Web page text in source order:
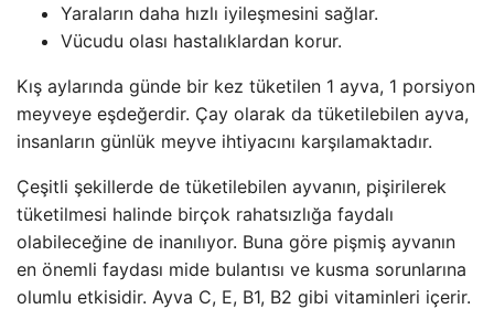
Yaraların daha hızlı iyileşmesini sağlar.
Vücudu olası hastalıklardan korur.
Kış aylarında günde bir kez tüketilen 1 ayva, 1 porsiyon
meyveye eşdeğerdir. Çay olarak da tüketilebilen ayva,
insanların günlük meyve ihtiyacını karşılamaktadır.
Çeşitli şekillerde de tüketilebilen ayvanın, pişirilerek
tüketilmesi halinde birçok rahatsızlığa faydalı
olabileceğine de inanılıyor. Buna göre pişmiş ayvanın
en önemli faydası mide bulantısı ve kusma sorunlarına
olumlu etkisidir. Ayva C, E, B1, B2 gibi vitaminleri içerir.